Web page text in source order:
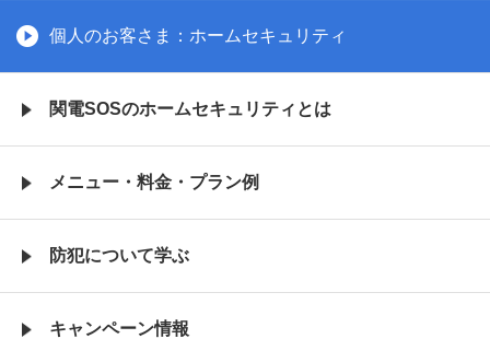
個人のお客さま：ホームセキュリティ
関電SOSのホームセキュリティとは
メニュー・料金・ プラン例
防犯について学ぶ
キャンペーン情報